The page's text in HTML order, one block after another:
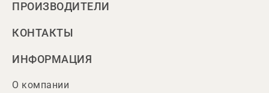
ПРОИЗВОДИТЕЛИ
КОНТАКТЫ
ИНФОРМАЦИЯ
О компании